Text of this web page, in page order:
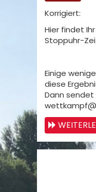
Korrigiert:
Hier findet
Stoppuhr-
Einige
diese
Dann